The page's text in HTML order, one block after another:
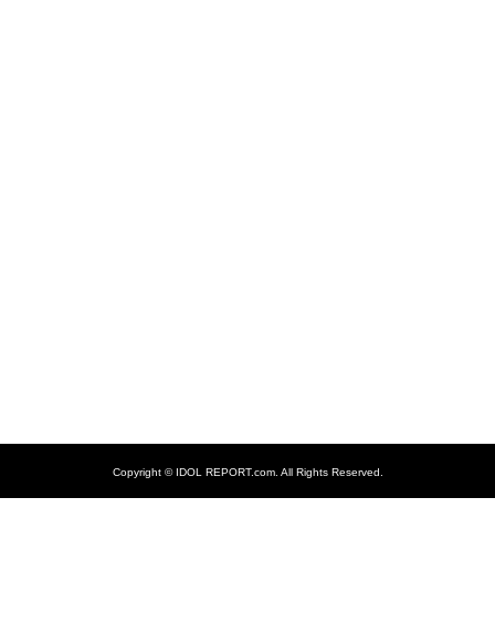
Copyright ©IDOL REPORT.com. All Rights Reserved.